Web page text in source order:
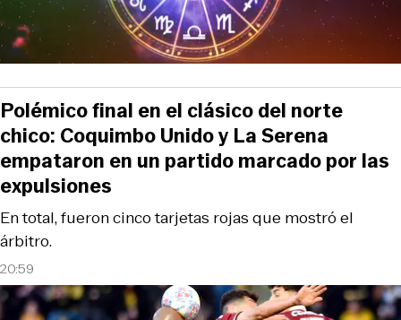
20:59
En total, fueron cinco tarjetas rojas que mostró el
árbitro.
Polémico final en el clásico del norte
chico: Coquimbo Unido y La Serena
empataron en un partido marcado por las
expulsiones